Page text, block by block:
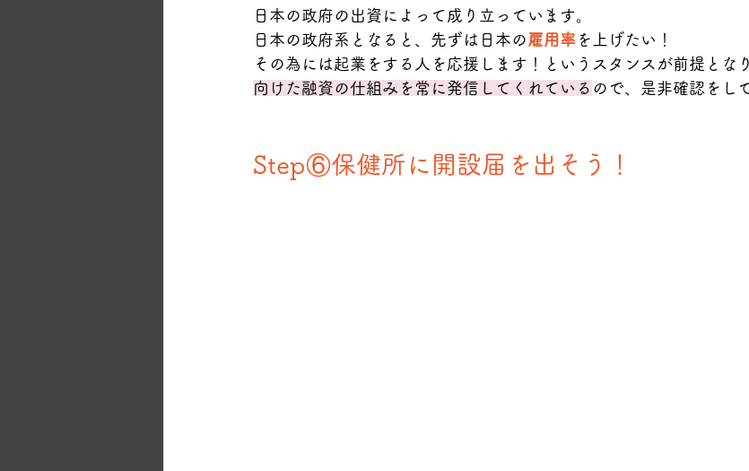
日本の政府の出資によって成り立っています。
日本の政府系となると、先ずは日本の 雇用率 を上げたい！
その為には起業をする人を応援します！というスタンスが前提とな
向けた融資の仕組みを常に発信してくれている ので、是非確認をし
Step⑥保健所に開設届を出そう！